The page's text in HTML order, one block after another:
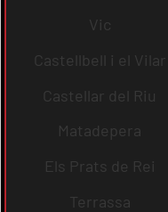
Vic
Castellbell i el Vilar
Castellar del Riu
Matadepera
Els Prats de Rei
Terrassa